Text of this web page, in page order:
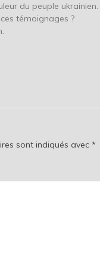
du peuple ukrainien.
témoignages ?
sont indiqués avec *